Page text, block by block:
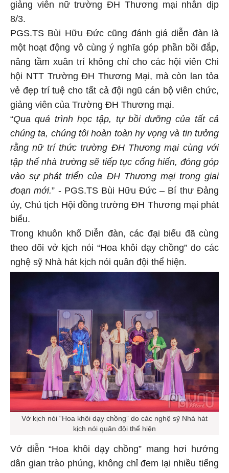
giảng viên nữ trường ĐH Thương mại nhân dịp
8/3.
PGS.TS Bùi Hữu Đức cũng đánh giá diễn đàn là
một hoạt động vô cùng ý nghĩa góp phần bồi đắp,
nâng tầm xuân trí không chỉ cho các hội viên Chi
hội NTT Trường ĐH Thương Mại, mà còn lan tỏa
vẻ đẹp trí tuệ cho tất cả đội ngũ cán bộ viên chức,
giảng viên của Trường ĐH Thương mại.
“Qua quá trình học tập, tự bồi dưỡng của tất cả
chúng ta, chúng tôi hoàn toàn hy vọng và tin tưởng
rằng nữ trí thức trường ĐH Thương mại cùng với
tập thể nhà trường sẽ tiếp tục cống hiến, đóng góp
vào sự phát triển của ĐH Thương mại trong giai
đoạn mới.” - PGS.TS Bùi Hữu Đức – Bí thư Đảng
ủy, Chủ tịch Hội đồng trường ĐH Thương mại phát
biểu.
Trong khuôn khổ Diễn đàn, các đại biểu đã cùng
theo dõi vở kịch nói “Hoa khôi dạy chồng” do các
nghệ sỹ Nhà hát kịch nói quân đội thể hiện.
Vở kịch nói “Hoa khôi dạy chồng” do các nghệ sỹ Nhà hát
kịch nói quân đội thể hiện
Vở diễn “Hoa khôi dạy chồng” mang hơi hướng
dân gian trào phúng, không chỉ đem lại nhiều tiếng